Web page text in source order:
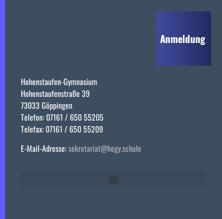
Hohenstaufen-Gymnasium
Hohenstaufenstraße 39
73033 Göppingen
Telefon: 07161 / 650 55205
Telefax: 07161 / 650 55209
E-Mail-Adresse:sekretariat@hogy.schule